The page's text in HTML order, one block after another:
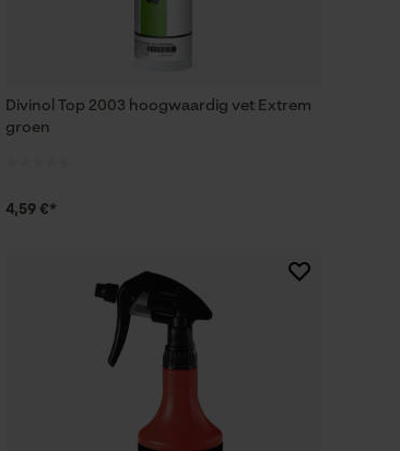
Divinol Top 2003 hoogwaardig vet Extrem
groen
4,59 €*